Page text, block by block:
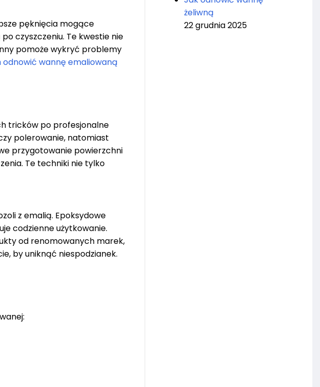
pęknięcia mogące
czyszczeniu. Te kwestie nie
pomoże wykryć problemy
odnowić wannę emaliowaną
tricków po profesjonalne
polerowanie, natomiast
przygotowanie powierzchni
Te techniki nie tylko
z emalią. Epoksydowe
codzienne użytkowanie.
od renomowanych marek,
by uniknąć niespodzianek.
żeliwną
22 grudnia 2025